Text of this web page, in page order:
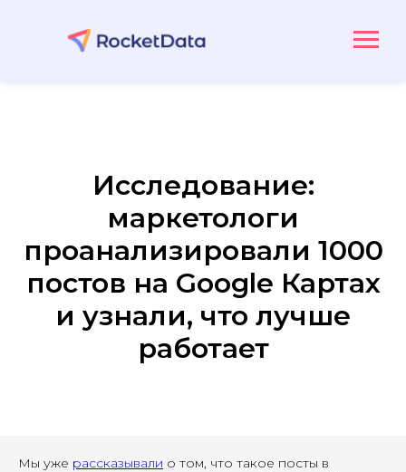
Исследование:
маркетологи
проанализировали 1000
постов на Google Картах
и узнали, что лучше
работает
Мы уже рассказывали о том, что такое посты в